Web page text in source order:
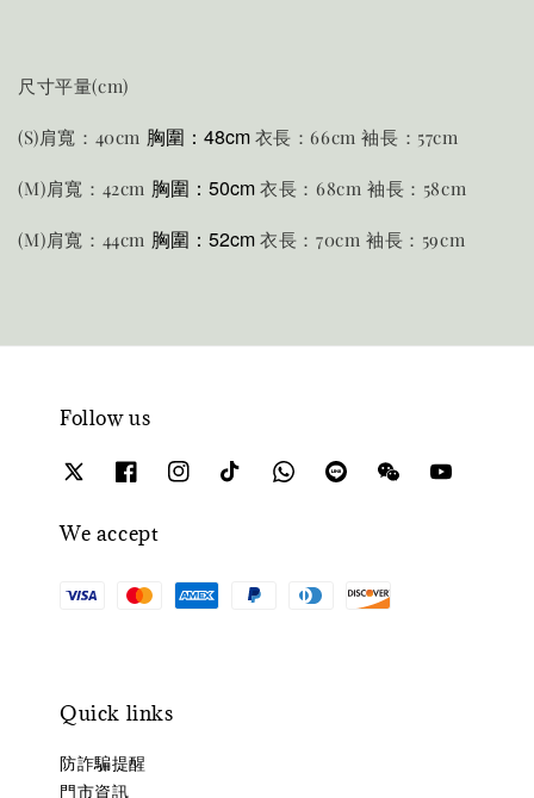
尺寸平量(cm)
(S)肩寬：40cm 胸圍：48cm 衣長：66cm 袖長：57cm
(M)肩寬：42cm 胸圍：50cm衣長：68cm 袖長：58cm
(M)肩寬：44cm 胸圍：52cm衣長：70cm 袖長：59cm
Follow us
We accept
Quick links
防詐騙提醒
門市資訊